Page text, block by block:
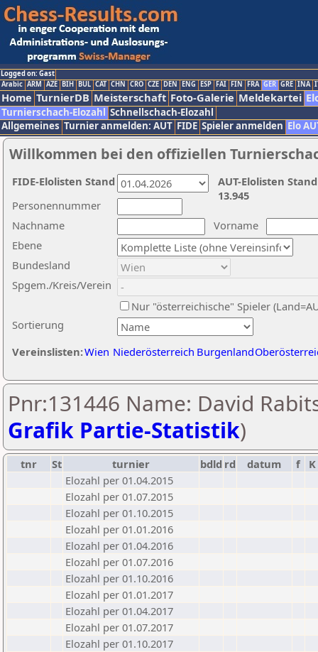
Logged on: Gast
Arabic ARM AZE BIH BUL CAT CHN CRO CZE DEN ENG ESP FAI FIN FRA GER GRE INA
Home TurnierDB Meisterschaft Foto-Galerie Meldekartei
Turnierschach-Elozahl Schnellschach-Elozahl
Allgemeines Turnier anmelden: AUT FIDE Spieler anmelden Elo
Willkommen bei den offiziellen
Nachname
Vorname
Ebene
Sortierung
Personennummer
Bundesland
Spgem./Kreis/Verein
Nur "österreichische" Spieler
Vereinslisten:Wien Niederösterreich Burgenland
AUT-Elolisten
13.945
FIDE-Elolisten Stand
Pnr:131446 Name: David
Grafik Partie-Statistik)
tnr St turnier bdld rd datum f
K
Elozahl per 01.04.2015
Elozahl per 01.07.2015
Elozahl per 01.10.2015
Elozahl per 01.01.2016
Elozahl per 01.04.2016
Elozahl per 01.07.2016
Elozahl per 01.10.2016
Elozahl per 01.01.2017
Elozahl per 01.04.2017
Elozahl per 01.07.2017
Elozahl per 01.10.2017